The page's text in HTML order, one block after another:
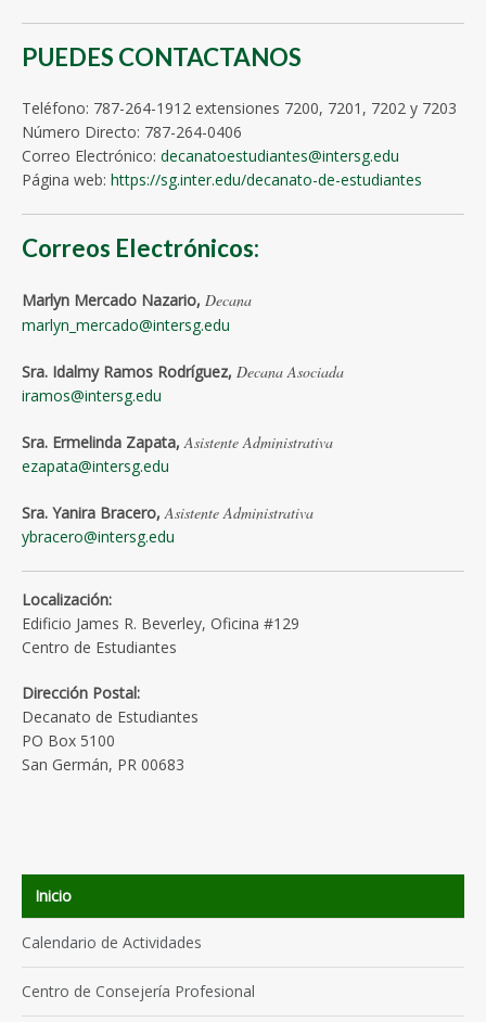
PUEDES CONTACTANOS
Teléfono: 787-264-1912 extensiones 7200, 7201, 7202 y 7203
Número Directo: 787-264-0406
Correo Electrónico: decanatoestudiantes@intersg.edu
Página web: https://sg.inter.edu/decanato-de-estudiantes
Correos Electrónicos:
Marlyn Mercado Nazario, Decana
marlyn_mercado@intersg.edu
Sra. Idalmy Ramos Rodríguez, Decana Asociada
iramos@intersg.edu
Sra. Ermelinda Zapata,Asistente Administrativa
ezapata@intersg.edu
Sra. Yanira Bracero,Asistente Administrativa
ybracero@intersg.edu
Localización:
Edificio James R. Beverley, Oficina #129
Centro de Estudiantes
Dirección Postal:
Decanato de Estudiantes
PO Box 5100
San Germán, PR 00683
Inicio
Calendario de Actividades
Centro de Consejería Profesional